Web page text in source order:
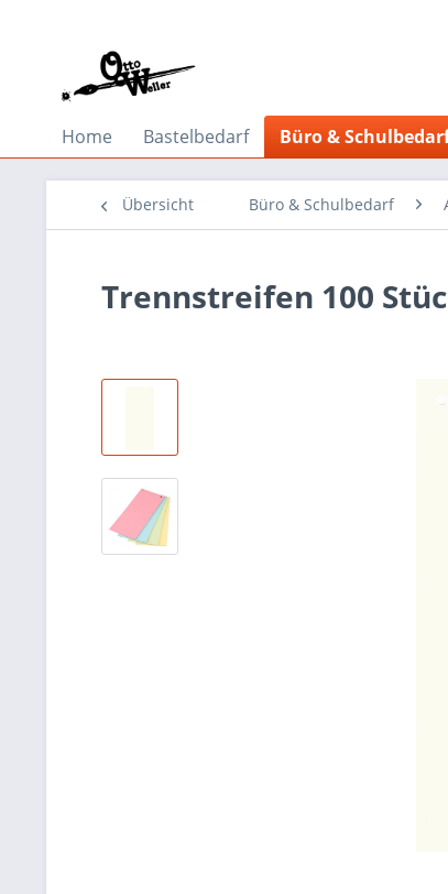
Home Bastelbedarf Büro &
Übersicht Büro & Schulbedarf
Trennstreifen 100